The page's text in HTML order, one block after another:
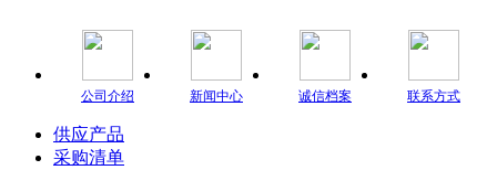
公司介绍 新闻中心 诚信档案 联系方式
供应产品
采购清单